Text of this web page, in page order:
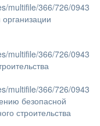
multifile/366/726/0943
multifile/366/726/0943
multifile/366/726/0943
безопасной
строительства